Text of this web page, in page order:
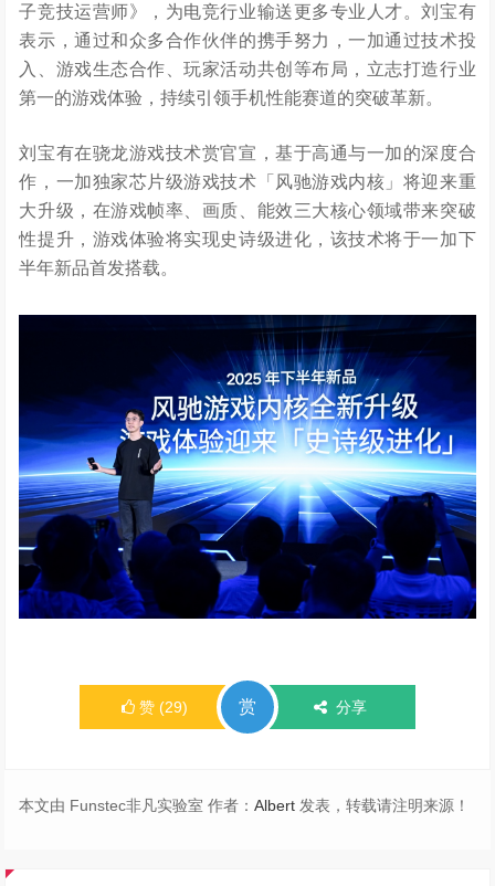
子竞技运营师》，为电竞行业输送更多专业人才。刘宝有
表示，通过和众多合作伙伴的携手努力，一加通过技术投
入、游戏生态合作、玩家活动共创等布局，立志打造行业
第一的游戏体验，持续引领手机性能赛道的突破革新。
刘宝有在骁龙游戏技术赏官宣，基于高通与一加的深度合
作，一加独家芯片级游戏技术「风驰游戏内核」将迎来重
大升级，在游戏帧率、画质、能效三大核心领域带来突破
性提升，游戏体验将实现史诗级进化，该技术将于一加下
半年新品首发搭载。
赞 (29) 赏 分享
本文由 Funstec非凡实验室 作者：Albert 发表，转载请注明来源！